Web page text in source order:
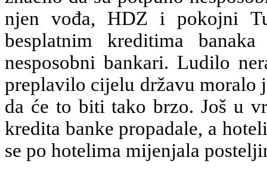
njen vođa, HDZ i pokojni
besplatnim kreditima
nesposobni bankari. Ludilo
preplavilo cijelu državu moralo
da će to biti tako brzo. Još u
kredita banke propadale, a
se po hotelima mijenjala